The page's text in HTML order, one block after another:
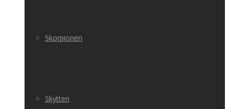
Skorpionen
Skytten